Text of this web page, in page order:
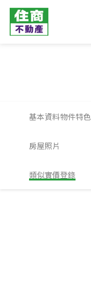
基本資料物件特色
房屋照片
類似實價登錄